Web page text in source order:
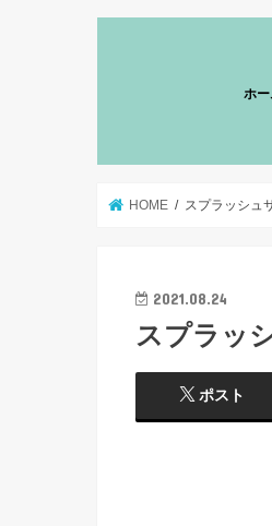
ホ
HOME スプラッシュ
2021.08.24
スプラッ
ポスト